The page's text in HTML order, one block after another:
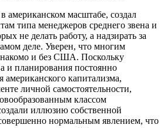
американском масштабе, создал
типа менеджеров среднего звена и
не делать работу, а надзирать за
деле. Уверен, что многим
и без США. Поскольку
и планирования постоянно
американского капитализма,
личной самостоятельности,
классом
иллюзию собственной
нормальным явлением, что